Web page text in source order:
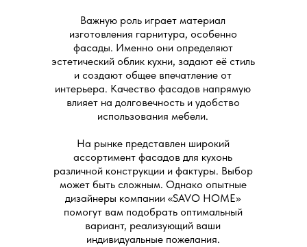
Важную роль играет материал
изготовления гарнитура, особенно
фасады. Именно они определяют
эстетический облик кухни, задают её стиль
и создают общее впечатление от
интерьера. Качество фасадов напрямую
влияет на долговечность и удобство
использования мебели.
На рынке представлен широкий
ассортимент фасадов для кухонь
различной конструкции и фактуры. Выбор
может быть сложным. Однако опытные
дизайнеры компании «SAVO HOME»
помогут вам подобрать оптимальный
вариант, реализующий ваши
индивидуальные пожелания.